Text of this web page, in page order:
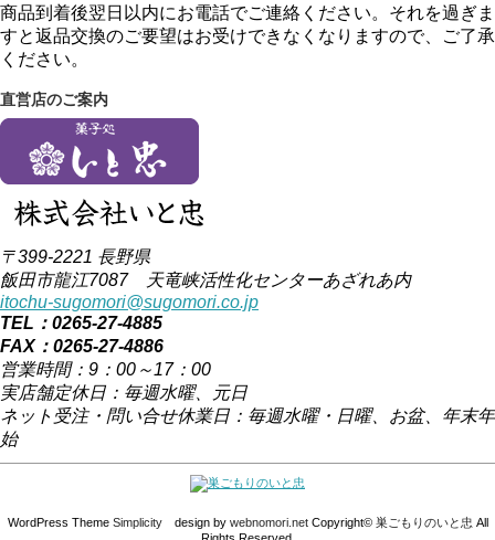
商品到着後翌日以内にお電話でご連絡ください。それを過ぎま
すと返品交換のご要望はお受けできなくなりますので、ご了承
ください。
直営店のご案内
〒399-2221 長野県
飯田市龍江7087 天竜峡活性化センターあざれあ内
itochu-sugomori@sugomori.co.jp
TEL：0265-27-4885
FAX：0265-27-4886
営業時間：9：00～17：00
実店舗定休日：毎週水曜、元日
ネット受注・問い合せ休業日：毎週水曜・日曜、お盆、年末年
始
WordPress Theme Simplicitydesign by webnomori.netCopyright© 巣ごもりのいと忠 All